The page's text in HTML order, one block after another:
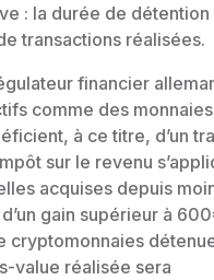
: la durée de détention
transactions réalisées.
financier
comme des monnaies
à ce titre, d’un
sur le revenu
acquises depuis
gain supérieur à
cryptomonnaies
value réalisée sera